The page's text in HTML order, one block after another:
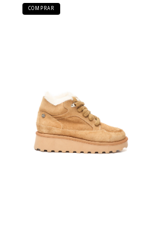
COMPRAR